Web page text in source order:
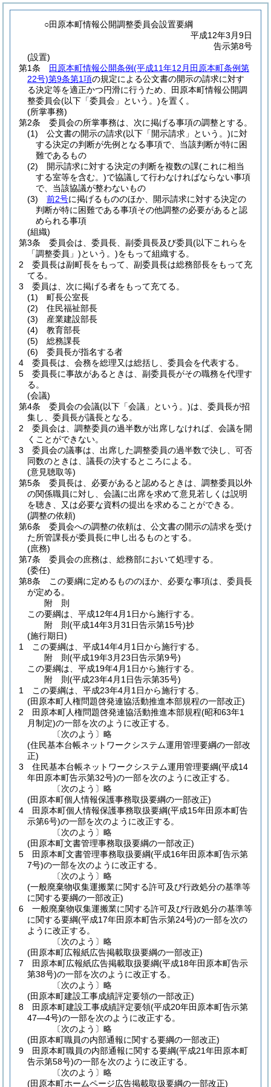
○田原本町情報公開調整委員会設置要綱
平成12年3月9日
告示第8号
(設置)
第1条
田原本町情報公開条例(平成11年12月田原本町条例第
22号)第9条第1項の規定による公文書の開示の請求に対す
る決定等を適正かつ円滑に行うため、田原本町情報公開調
整委員会(以下「委員会」という。)を置く。
(所掌事務)
第2条
委員会の所掌事務は、次に掲げる事項の調整とする。
(1)
公文書の開示の請求(以下「開示請求」という。)に対
する決定の判断が先例となる事項で、当該判断が特に困
難であるもの
(2)
開示請求に対する決定の判断を複数の課(これに相当
する室等を含む。)で協議して行わなければならない事項
で、当該協議が整わないもの
(3)
前2号に掲げるもののほか、開示請求に対する決定の
判断が特に困難である事項その他調整の必要があると認
められる事項
(組織)
第3条
委員会は、委員長、副委員長及び委員(以下これらを
「調整委員」)という。 )をもって組織する。
2
委員長は副町長をもって、副委員長は総務部長をもって充
てる。
3
委員は、次に掲げる者をもって充てる。
(1)
町長公室長
(2)
住民福祉部長
(3)
産業建設部長
(4)
教育部長
(5)
総務課長
(6)
委員長が指名する者
4
委員長は、会務を総理又は総括し、委員会を代表する。
5
委員長に事故があるときは、副委員長がその職務を代理す
る。
(会議)
第4条
委員会の会議(以下「会議」という。)は、委員長が招
集し、委員長が議長となる。
2
委員会は、調整委員の過半数が出席しなければ、会議を開
くことができない。
3
委員会の議事は、出席した調整委員の過半数で決し、可否
同数のときは、議長の決するところによる。
(意見聴取等)
第5条
委員長は、必要があると認めるときは、調整委員以外
の関係職員に対し、会議に出席を求めて意見若しくは説明
を聴き、又は必要な資料の提出を求めることができる。
(調整の依頼)
第6条
委員会への調整の依頼は、公文書の開示の請求を受け
た所管課長が委員長に申し出るものとする。
(庶務)
第7条
委員会の庶務は、総務部において処理する。
(委任)
第8条
この要綱に定めるもののほか、必要な事項は、委員長
が定める。
附 則
この要綱は、平成12年4月1日から施行する。
附 則(平成14年3月31日告示第15号)抄
(施行期日)
1
この要綱は、平成14年4月1日から施行する。
附 則(平成19年3月23日告示第9号)
この要綱は、平成19年4月1日から施行する。
附 則(平成23年4月1日告示第35号)
1
この要綱は、平成23年4月1日から施行する。
(田原本町人権問題啓発連協活動推進本部規程の一部改正)
2
田原本町人権問題啓発連協活動推進本部規程(昭和63年1
月制定)の一部を次のように改正する。
〔次のよう〕略
(住民基本台帳ネットワークシステム運用管理要綱の一部改
正)
3
住民基本台帳ネットワークシステム運用管理要綱(平成14
年田原本町告示第32号)の一部を次のように改正する。
〔次のよう〕略
(田原本町個人情報保護事務取扱要綱の一部改正)
4
田原本町個人情報保護事務取扱要綱(平成15年田原本町告
示第6号)の一部を次のように改正する。
〔次のよう〕略
(田原本町文書管理事務取扱要綱の一部改正)
5
田原本町文書管理事務取扱要綱(平成16年田原本町告示第
7号)の一部を次のように改正する。
〔次のよう〕略
(一般廃棄物収集運搬業に関する許可及び行政処分の基準等
に関する要綱の一部改正)
6
一般廃棄物収集運搬業に関する許可及び行政処分の基準等
に関する要綱(平成17年田原本町告示第24号)の一部を次の
ように改正する。
〔次のよう〕略
(田原本町広報紙広告掲載取扱要綱の一部改正)
7
田原本町広報紙広告掲載取扱要綱(平成18年田原本町告示
第38号)の一部を次のように改正する。
〔次のよう〕略
(田原本町建設工事成績評定要領の一部改正)
8
田原本町建設工事成績評定要領(平成20年田原本町告示第
47―4号)の一部を次のように改正する。
〔次のよう〕略
(田原本町職員の内部通報に関する要綱の一部改正)
9
田原本町職員の内部通報に関する要綱(平成21年田原本町
告示第58号)の一部を次のように改正する。
〔次のよう〕略
(田原本町ホームページ広告掲載取扱要綱の一部改正)